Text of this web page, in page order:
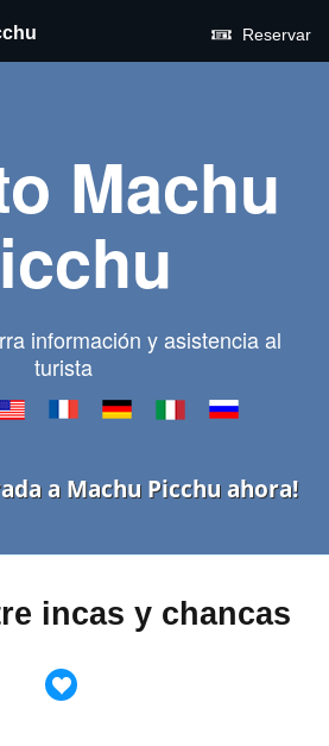
Reservar
Machu
información y asistencia al
turista
a Machu Picchu ahora!
incas y chancas